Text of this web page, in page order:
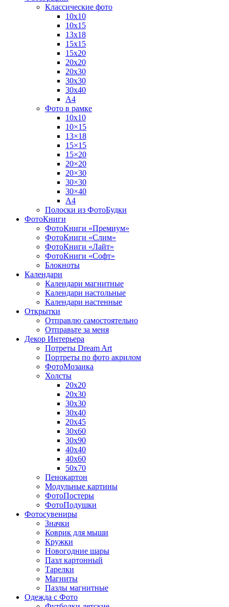
Классические фото
10х10
10х15
13х18
15х15
15х20
20х20
20х30
30х30
30х40
А4
Фото в рамке
10х10
10×15
13×18
15×15
15×20
20×20
20×30
30×30
30×40
A4
Полоски из ФотоБудки
ФотоКниги
ФотоКниги «Премиум»
ФотоКниги «Слим»
ФотоКниги «Лайт»
ФотоКниги «Софт»
Блокноты
Календари
Календари магнитные
Календари настольные
Календари настенные
Открытки
Отправлю самостоятельно
Отправьте за меня
Декор Интерьера
Потреты Dream Art
Портреты по фото акрилом
ФотоМозаика
Холсты
20х20
20х30
30х30
30х40
20х45
30х60
30х90
40х40
40х60
50х70
Пенокартон
Модульные картины
ФотоПостеры
ФотоПодушки
Фотоcувениры
Значки
Коврик для мыши
Кружки
Новогодние шары
Пазл картонный
Тарелки
Магниты
Пазлы магнитные
Одежда с Фото